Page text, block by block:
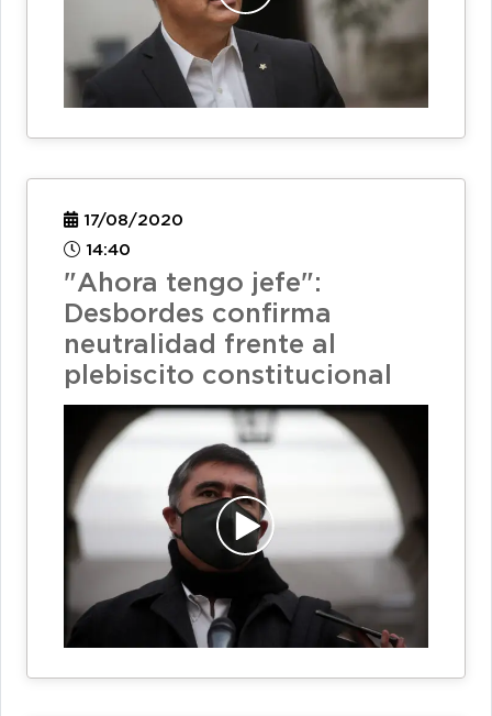
17/08/2020
14:40
"Ahora tengo jefe":
Desbordes confirma
neutralidad frente al
plebiscito constitucional